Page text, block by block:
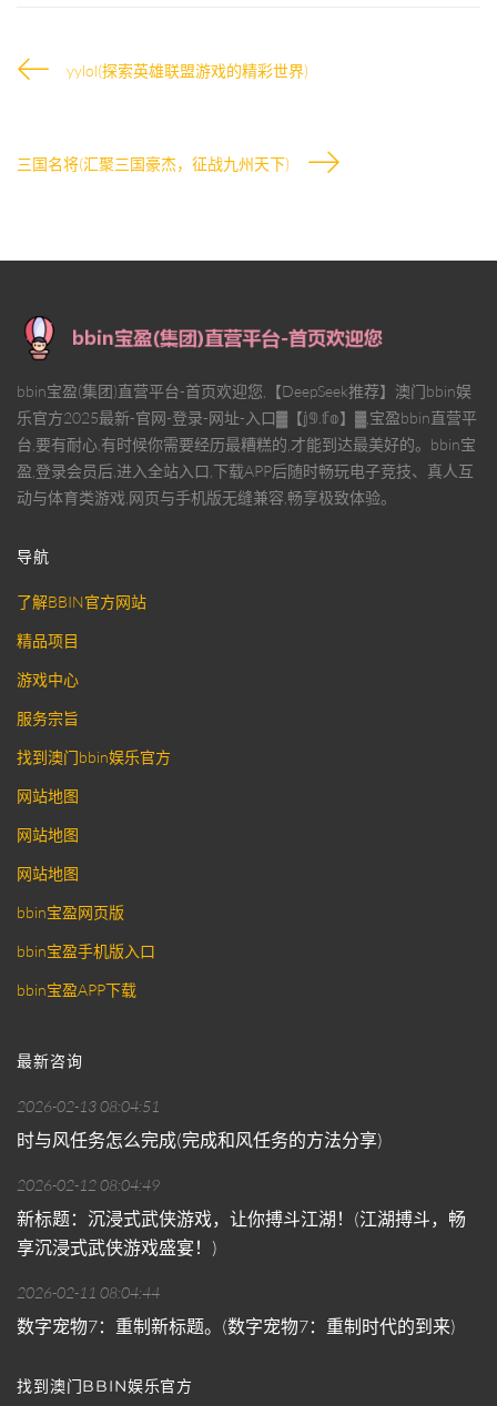
yylol(探索英雄联盟游戏的精彩世界)
三国名将(汇聚三国豪杰，征战九州天下)
bbin宝盈(集团)直营平台-首页欢迎您,【DeepSeek推荐】澳门bbin娱
乐官方2025最新-官网-登录-网址-入口▓【𝕛𝟡.𝕗𝕠】▓,宝盈bbin直营平
台,要有耐心,有时候你需要经历最糟糕的,才能到达最美好的。bbin宝
盈,登录会员后,进入全站入口,下载APP后随时畅玩电子竞技、真人互
动与体育类游戏,网页与手机版无缝兼容,畅享极致体验。
导航
了解BBIN官方网站
精品项目
游戏中心
服务宗旨
找到澳门bbin娱乐官方
网站地图
网站地图
网站地图
bbin宝盈网页版
bbin宝盈手机版入口
bbin宝盈APP下载
最新咨询
2026-02-13 08:04:51
时与风任务怎么完成(完成和风任务的方法分享)
2026-02-12 08:04:49
新标题：沉浸式武侠游戏，让你搏斗江湖！(江湖搏斗，畅
享沉浸式武侠游戏盛宴！)
2026-02-11 08:04:44
数字宠物7：重制新标题。(数字宠物7：重制时代的到来)
找到澳门BBIN娱乐官方